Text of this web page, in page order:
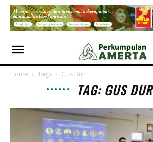
Home Tags Gus Dur
TAG: GUS DUR